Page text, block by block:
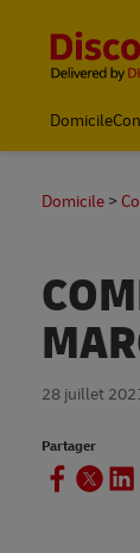
Domicile
Domicile
28 juillet
Partager